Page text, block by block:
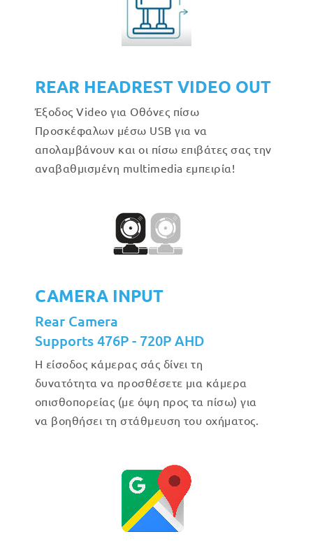
REAR HEADREST VIDEO OUT
Έξοδος Video για Οθόνες πίσω
Προσκέφαλων μέσω USB για να
απολαμβάνουν και οι πίσω επιβάτες σας την
αναβαθμισμένη multimedia εμπειρία!
CAMERA INPUT
Rear Camera
Supports 476P - 720P AHD
Η είσοδος κάμερας σάς δίνει τη
δυνατότητα να προσθέσετε μια κάμερα
οπισθοπορείας (με όψη προς τα πίσω) για
να βοηθήσει τη στάθμευση του οχήματος.